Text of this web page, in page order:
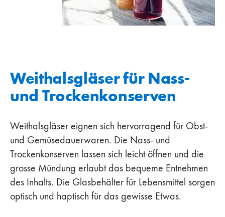
Weithalsgläser für Nass-
und Trockenkonserven
Weithalsgläser eignen sich hervorragend für Obst-
und Gemüsedauerwaren. Die Nass- und
Trockenkonserven lassen sich leicht öffnen und die
grosse Mündung erlaubt das bequeme Entnehmen
des Inhalts. Die Glasbehälter für Lebensmittel sorgen
optisch und haptisch für das gewisse Etwas.